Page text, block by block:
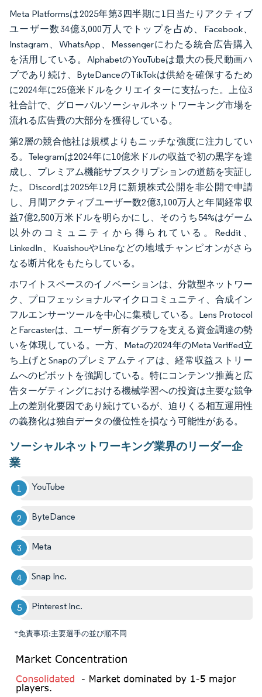
Meta Platformsは2025年第3四半期に1日当たりアクティブ
ユーザー数34億3,000万人でトップを占め、Facebook、
Instagram、WhatsApp、Messengerにわたる統合広告購入
を活用している。AlphabetのYouTubeは最大の長尺動画ハ
ブであり続け、ByteDanceのTikTokは供給を確保するため
に2024年に25億米ドルをクリエイターに支払った。上位3
社合計で、グローバルソーシャルネットワーキング市場を
流れる広告費の大部分を獲得している。
第2層の競合他社は規模よりもニッチな強度に注力してい
る。Telegramは2024年に10億米ドルの収益で初の黒字を達
成し、プレミアム機能サブスクリプションの道筋を実証し
た。Discordは2025年12月に新規株式公開を非公開で申請
し、月間アクティブユーザー数2億3,100万人と年間経常収
益7億2,500万米ドルを明らかにし、そのうち54%はゲーム
以外のコミュニティから得られている。Reddit、
LinkedIn、KuaishouやLineなどの地域チャンピオンがさら
なる断片化をもたらしている。
ホワイトスペースのイノベーションは、分散型ネットワー
ク、プロフェッショナルマイクロコミュニティ、合成イン
フルエンサーツールを中心に集積している。Lens Protocol
とFarcasterは、ユーザー所有グラフを支える資金調達の勢
いを体現している。一方、Metaの2024年のMeta Verified立
ち上げとSnapのプレミアムティアは、経常収益ストリー
ムへのピボットを強調している。特にコンテンツ推薦と広
告ターゲティングにおける機械学習への投資は主要な競争
上の差別化要因であり続けているが、迫りくる相互運用性
の義務化は独自データの優位性を損なう可能性がある。
ソーシャルネットワーキング業界のリーダー企
業
YouTube
ByteDance
Meta
Snap Inc.
Pinterest Inc.
*免責事項:主要選手の並び順不同